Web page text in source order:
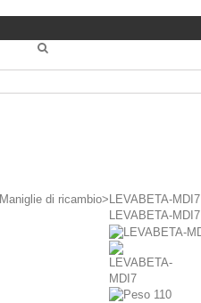
Maniglie di ricambio> LEVABETA-MDI7
LEVABETA-MDI7